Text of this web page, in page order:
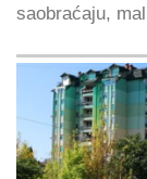
saobraćaju,